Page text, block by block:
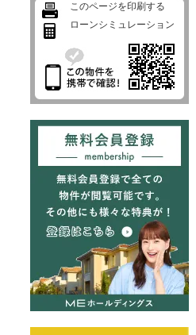
このページを印刷する
ローンシミュレーション